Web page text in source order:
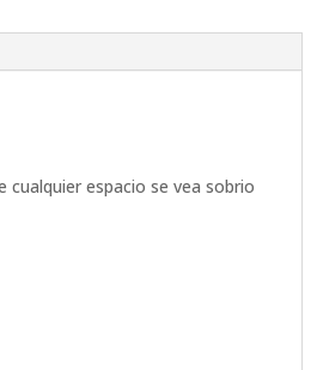
cualquier espacio se vea sobrio